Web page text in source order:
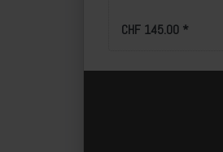
CHF 145.00 *